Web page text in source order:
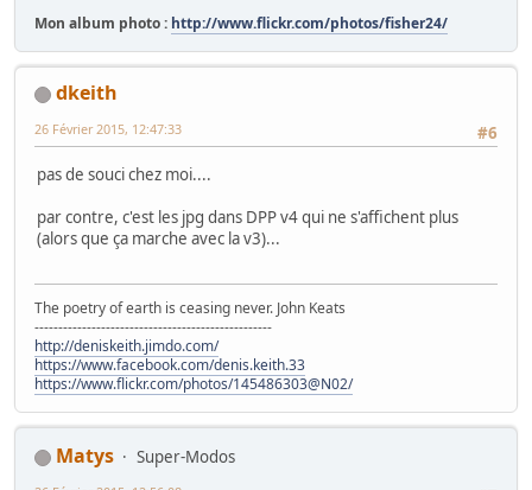
Mon album photo : http://www.flickr.com/photos/fisher24/
dkeith
#6
26 Février 2015, 12:47:33
pas de souci chez moi....
par contre, c'est les jpg dans DPP v4 qui ne s'affichent plus
(alors que ça marche avec la v3)...
The poetry of earth is ceasing never. John Keats
--------------------------------------------------
http://deniskeith.jimdo.com/
https://www.facebook.com/denis.keith.33
https://www.flickr.com/photos/145486303@N02/
Matys
Super-Modos